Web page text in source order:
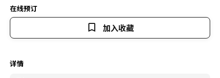
在线预订
加入收藏
详情